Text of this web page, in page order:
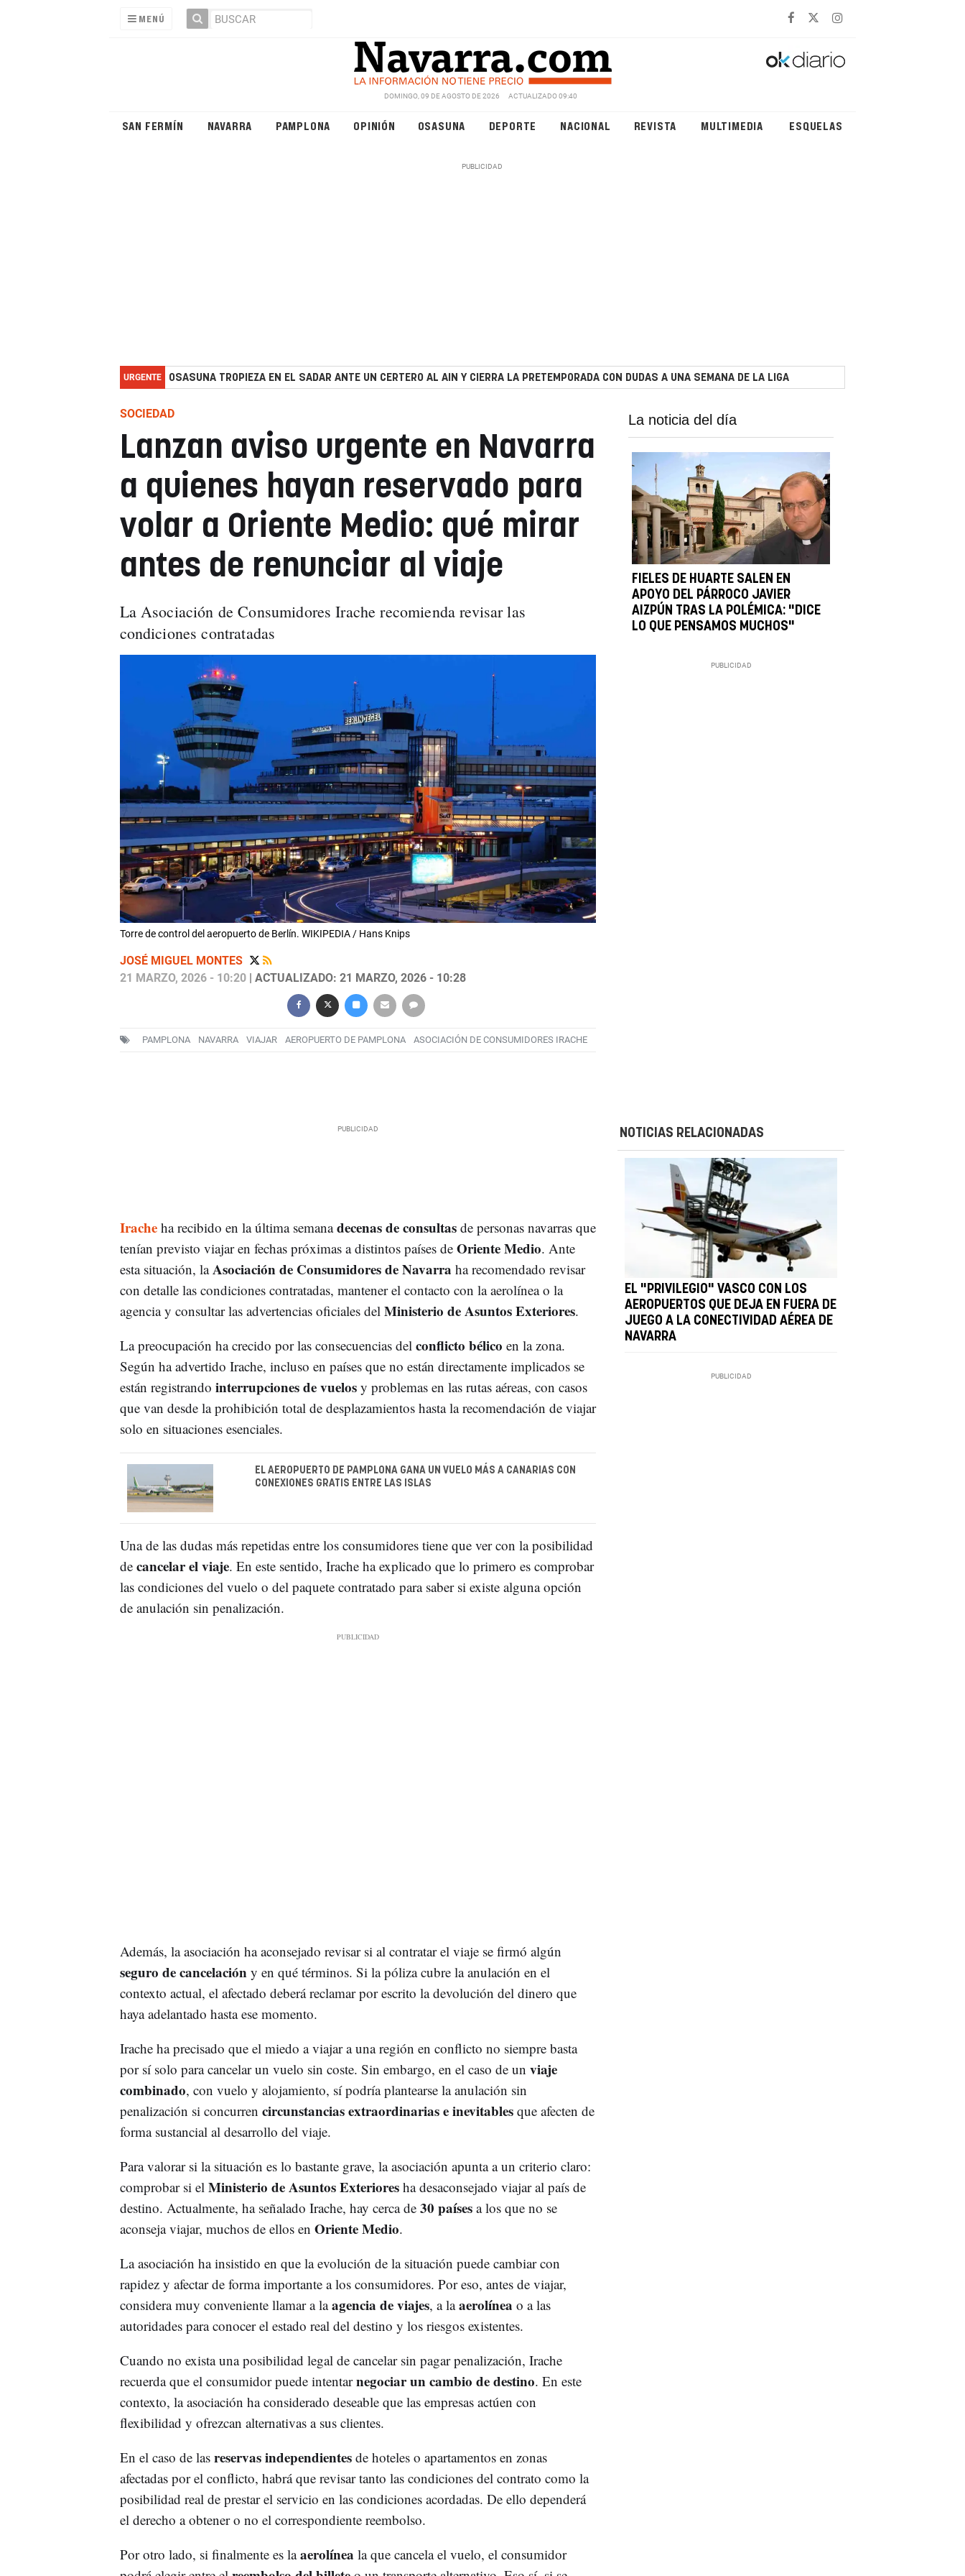
MENÚ
DOMINGO, 09 DE AGOSTO DE 2026 ACTUALIZADO 09:40
SAN FERMÍN NAVARRA PAMPLONA OPINIÓN OSASUNA DEPORTE NACIONAL REVISTA MULTIMEDIA ESQUELAS
URGENTE OSASUNA TROPIEZA EN EL SADAR ANTE UN CERTERO AL AIN Y CIERRA LA PRETEMPORADA CON DUDAS A UNA SEMANA DE LA LIGA
SOCIEDAD
Lanzan aviso urgente en Navarra
a quienes hayan reservado para
volar a Oriente Medio: qué mirar
antes de renunciar al viaje
La Asociación de Consumidores Irache recomienda revisar las
condiciones contratadas
Torre de control del aeropuerto de Berlín. WIKIPEDIA / Hans Knips
JOSÉ MIGUEL MONTES
21 MARZO, 2026 - 10:20| ACTUALIZADO: 21 MARZO, 2026 - 10:28
PAMPLONA NAVARRA VIAJAR AEROPUERTO DE PAMPLONA ASOCIACIÓN DE CONSUMIDORES IRACHE
La noticia del día
FIELES DE HUARTE SALEN EN
APOYO DEL PÁRROCO JAVIER
AIZPÚN TRAS LA POLÉMICA: "DICE
LO QUE PENSAMOS MUCHOS"
Iracheha recibido en la última semanadecenas de consultasde personas navarras que
tenían previsto viajar en fechas próximas a distintos países de Oriente Medio. Ante
esta situación, laAsociación de Consumidores de Navarra ha recomendado revisar
con detalle las condiciones contratadas, mantener el contacto con la aerolínea o la
agencia y consultar las advertencias oficiales del Ministerio de Asuntos Exteriores.
La preocupación ha crecido por las consecuencias del conflicto bélico en la zona.
Según ha advertido Irache, incluso en países que no están directamente implicados se
están registrando interrupciones de vuelosy problemas en las rutas aéreas, con casos
que van desde la prohibición total de desplazamientos hasta la recomendación de viajar
solo en situaciones esenciales.
EL AEROPUERTO DE PAMPLONA GANA UN VUELO MÁS A CANARIAS CON
CONEXIONES GRATIS ENTRE LAS ISLAS
Una de las dudas más repetidas entre los consumidores tiene que ver con la posibilidad
de cancelar el viaje. En este sentido, Irache ha explicado que lo primero es comprobar
las condiciones del vuelo o del paquete contratado para saber si existe alguna opción
de anulación sin penalización.
Además, la asociación ha aconsejado revisar si al contratar el viaje se firmó algún
seguro de cancelacióny en qué términos. Si la póliza cubre la anulación en el
contexto actual, el afectado deberá reclamar por escrito la devolución del dinero que
haya adelantado hasta ese momento.
Irache ha precisado que el miedo a viajar a una región en conflicto no siempre basta
por sí solo para cancelar un vuelo sin coste. Sin embargo, en el caso de un viaje
combinado, con vuelo y alojamiento, sí podría plantearse la anulación sin
penalización si concurren circunstancias extraordinarias e inevitablesque afecten de
forma sustancial al desarrollo del viaje.
Para valorar si la situación es lo bastante grave, la asociación apunta a un criterio claro:
comprobar si el Ministerio de Asuntos Exterioresha desaconsejado viajar al país de
destino. Actualmente, ha señalado Irache, hay cerca de 30 paísesa los que no se
aconseja viajar, muchos de ellos en Oriente Medio.
La asociación ha insistido en que la evolución de la situación puede cambiar con
rapidez y afectar de forma importante a los consumidores. Por eso, antes de viajar,
considera muy conveniente llamar a laagencia de viajes, a laaerolínea o a las
autoridades para conocer el estado real del destino y los riesgos existentes.
Cuando no exista una posibilidad legal de cancelar sin pagar penalización, Irache
recuerda que el consumidor puede intentarnegociar un cambio de destino. En este
contexto, la asociación ha considerado deseable que las empresas actúen con
flexibilidad y ofrezcan alternativas a sus clientes.
En el caso de las reservas independientesde hoteles o apartamentos en zonas
afectadas por el conflicto, habrá que revisar tanto las condiciones del contrato como la
posibilidad real de prestar el servicio en las condiciones acordadas. De ello dependerá
el derecho a obtener o no el correspondiente reembolso.
Por otro lado, si finalmente es laaerolínea la que cancela el vuelo, el consumidor
NOTICIAS RELACIONADAS
EL "PRIVILEGIO" VASCO CON LOS
AEROPUERTOS QUE DEJA EN FUERA DE
JUEGO A LA CONECTIVIDAD AÉREA DE
NAVARRA